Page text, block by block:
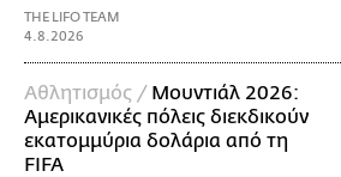
THE LIFO TEAM
4.8.2026
Αθλητισμός / Μουντιάλ 2026:
Αμερικανικές πόλεις διεκδικούν
εκατομμύρια δολάρια από τη
FIFA